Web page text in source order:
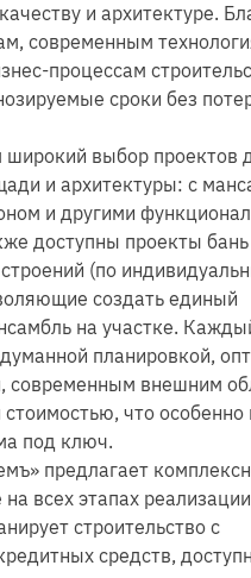
и архитектуре.
современным
процессам
сроки без
выбор проектов
и архитектуры: с
и другими
доступны проекты
(по
создать единый
на участке.
планировкой,
современным внешним
что
под ключ.
предлагает
всех этапах
строительство с
средств,